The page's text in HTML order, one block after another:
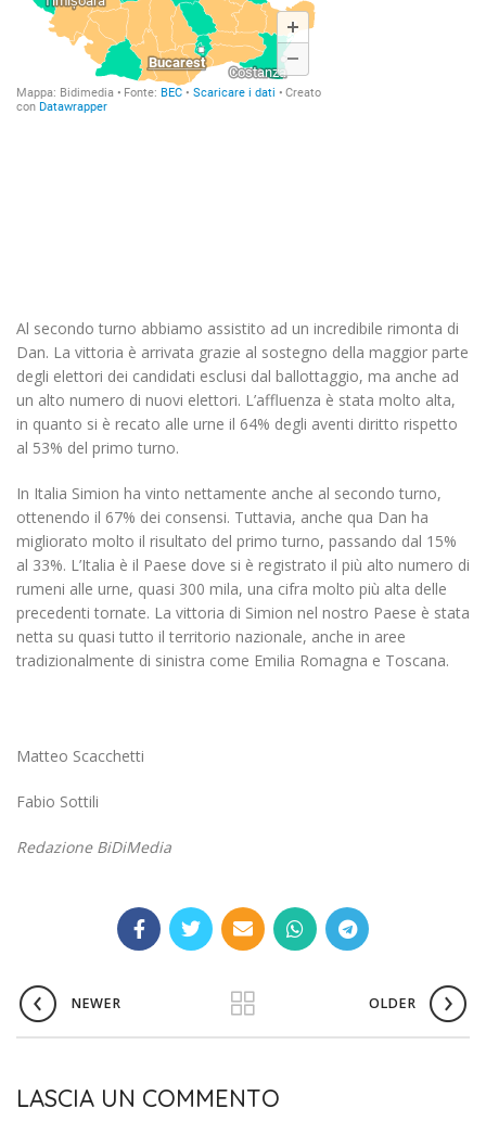
Al secondo turno abbiamo assistito ad un incredibile rimonta di
Dan. La vittoria è arrivata grazie al sostegno della maggior parte
degli elettori dei candidati esclusi dal ballottaggio, ma anche ad
un alto numero di nuovi elettori. L’affluenza è stata molto alta,
in quanto si è recato alle urne il 64% degli aventi diritto rispetto
al 53% del primo turno.
In Italia Simion ha vinto nettamente anche al secondo turno,
ottenendo il 67% dei consensi. Tuttavia, anche qua Dan ha
migliorato molto il risultato del primo turno, passando dal 15%
al 33%. L’Italia è il Paese dove si è registrato il più alto numero di
rumeni alle urne, quasi 300 mila, una cifra molto più alta delle
precedenti tornate. La vittoria di Simion nel nostro Paese è stata
netta su quasi tutto il territorio nazionale, anche in aree
tradizionalmente di sinistra come Emilia Romagna e Toscana.
Matteo Scacchetti
Fabio Sottili
Redazione BiDiMedia
NEWER OLDER
LASCIA UN COMMENTO